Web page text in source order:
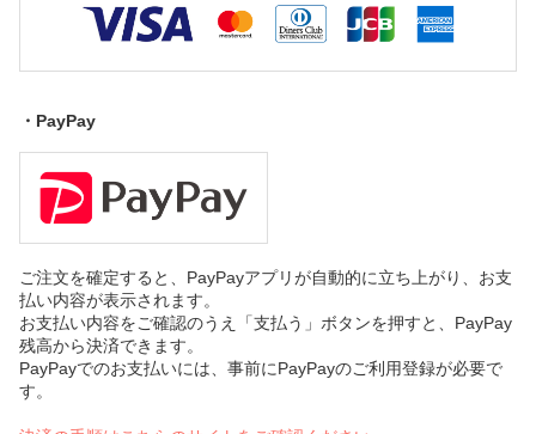
・PayPay
ご注文を確定すると、PayPayアプリが自動的に立ち上がり、お支
払い内容が表示されます。
お支払い内容をご確認のうえ「支払う」ボタンを押すと、PayPay
残高から決済できます。
PayPayでのお支払いには、事前にPayPayのご利用登録が必要で
す。